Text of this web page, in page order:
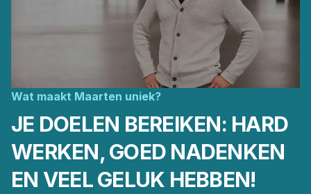
Wat maakt Maarten uniek?
JE DOELEN BEREIKEN: HARD
WERKEN, GOED NADENKEN
EN VEEL GELUK HEBBEN!